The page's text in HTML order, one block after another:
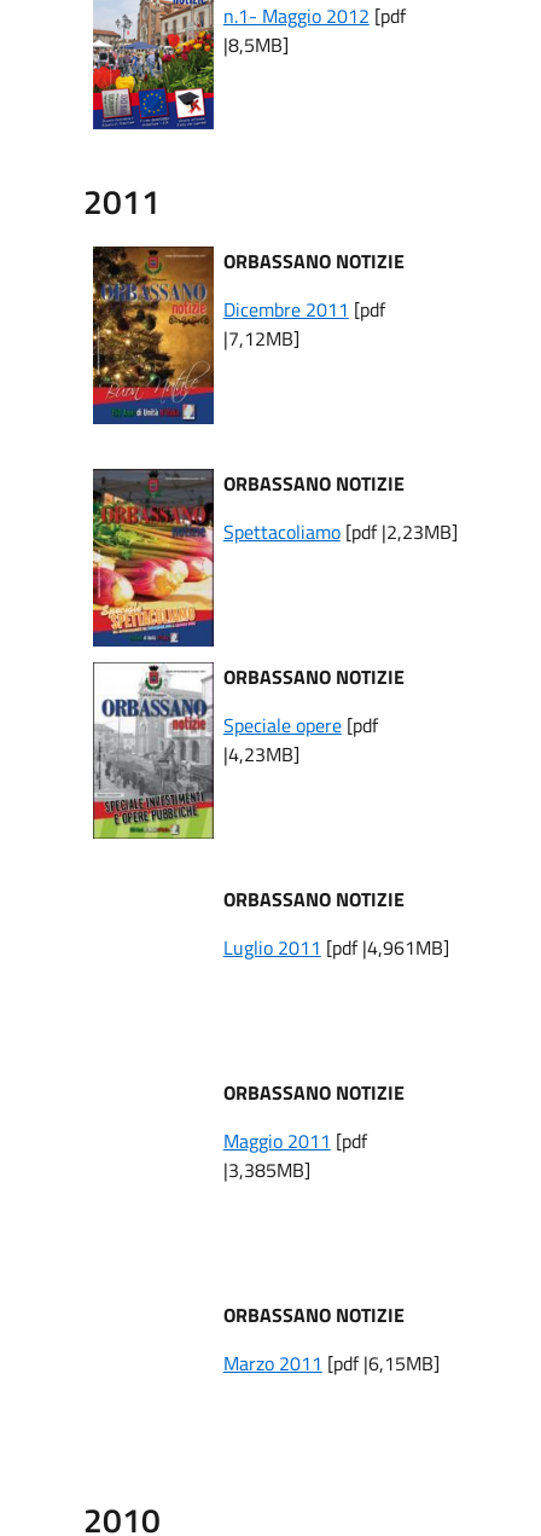
n.1- Maggio 2012 [pdf
|8,5MB]
2011
ORBASSANO NOTIZIE
Dicembre 2011 [pdf
|7,12MB]
ORBASSANO NOTIZIE
Spettacoliamo[pdf |2,23MB]
ORBASSANO NOTIZIE
Speciale opere[pdf
|4,23MB]
ORBASSANO NOTIZIE
Luglio 2011 [pdf |4,961MB]
ORBASSANO NOTIZIE
Maggio 2011 [pdf
|3,385MB]
ORBASSANO NOTIZIE
Marzo 2011 [pdf |6,15MB]
2010